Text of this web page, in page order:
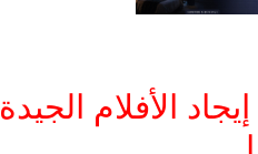
الأفلام الجيدة